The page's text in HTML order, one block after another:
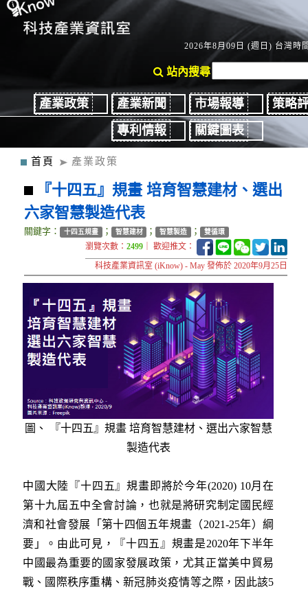
2026年8月09日 (週日) 台灣時
站內搜尋
產業政策 產業新聞 市場報導
策略
專利情報
關鍵圖表
首頁 產業政策
『十四五』規畫 培育智慧建材、選出
六家智慧製造代表
關鍵字： 十四五規畫 ； 智慧建材 ； 智慧製造 ； 雙循環
瀏覽次數：2499 ｜ 歡迎推文：
科技產業資訊室 (iKnow) - May 發佈於 2020年9月25日
圖、 『十四五』規畫 培育智慧建材、選出六家智慧
製造代表
中國大陸『十四五』規畫即將於今年(2020) 10月在
第十九屆五中全會討論，也就是將研究制定國民經
濟和社會發展「第十四個五年規畫（2021-25年）綱
要」。由此可見，『十四五』規畫是2020年下半年
中國最為重要的國家發展政策，尤其正當美中貿易
戰、國際秩序重構、新冠肺炎疫情等之際，因此該5